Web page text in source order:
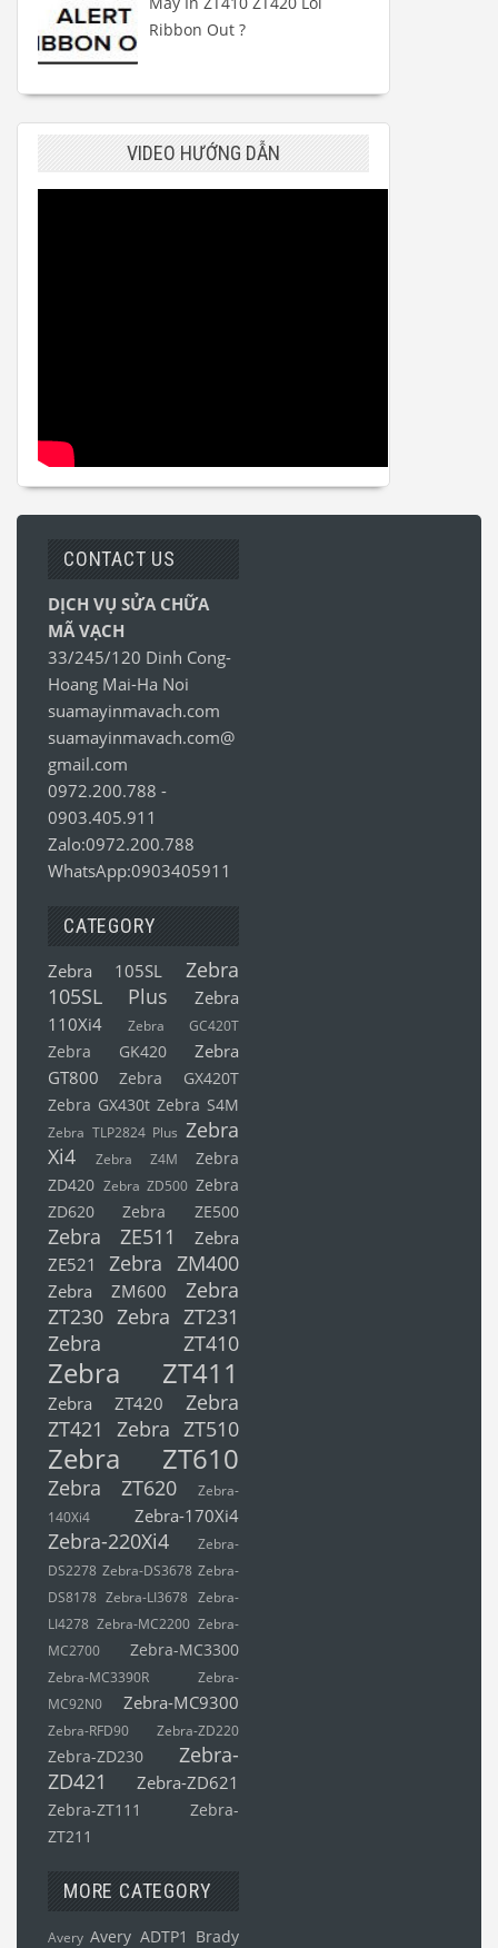
Ribbon Out ?
VIDEO HƯỚNG DẪN
CONTACT US
DỊCH VỤ SỬA CHỮA
MÃ VẠCH
33/245/120 Dinh Cong-
Hoang Mai-Ha Noi
suamayinmavach.com
suamayinmavach.com@
gmail.com
0972.200.788 -
0903.405.911
Zalo:0972.200.788
WhatsApp:0903405911
CATEGORY
Zebra 105SL
Zebra
105SL Plus
Zebra
110Xi4
Zebra GC420T
Zebra GK420
Zebra
GT800
Zebra GX420T
Zebra GX430t Zebra S4M
Zebra TLP2824 Plus Zebra
Xi4
Zebra Z4M
Zebra
ZD420 Zebra ZD500 Zebra
ZD620
Zebra ZE500
Zebra ZE511
Zebra
ZE521
Zebra ZM400
Zebra ZM600
Zebra
ZT230 Zebra ZT231
Zebra ZT410
Zebra ZT411
Zebra ZT420
Zebra
ZT421
Zebra ZT510
Zebra ZT610
Zebra ZT620
Zebra-
140Xi4
Zebra-170Xi4
Zebra-220Xi4
Zebra-
DS2278 Zebra-DS3678 Zebra-
DS8178 Zebra-LI3678 Zebra-
LI4278 Zebra-MC2200 Zebra-
MC2700
Zebra-MC3300
Zebra-MC3390R
Zebra-
MC92N0
Zebra-MC9300
Zebra-RFD90 Zebra-ZD220
Zebra-ZD230
Zebra-
ZD421
Zebra-ZD621
Zebra-ZT111
Zebra-
ZT211
MORE CATEGORY
Avery Avery ADTP1
Brady